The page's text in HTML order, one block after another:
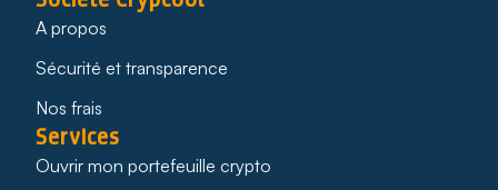
A propos
Sécurité et transparence
Nos frais
Services
Ouvrir mon portefeuille crypto